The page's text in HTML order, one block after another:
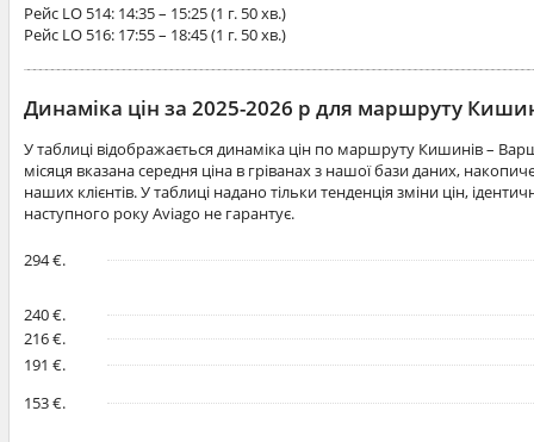
Рейс LO 514: 14:35 – 15:25 (1 г. 50 хв.)
Рейс LO 516: 17:55 – 18:45 (1 г. 50 хв.)
Динаміка цін за 2025-2026 р для маршруту
У таблиці відображається динаміка цін по маршруту Кишинів –
місяця вказана середня ціна в гріванах з нашої бази даних,
наших клієнтів. У таблиці надано тільки тенденція зміни цін,
наступного року Aviago не гарантує.
294 €.
240 €.
216 €.
191 €.
153 €.